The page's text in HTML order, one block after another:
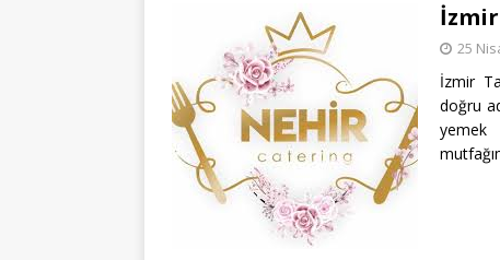
25
İzmir
doğru
yemek